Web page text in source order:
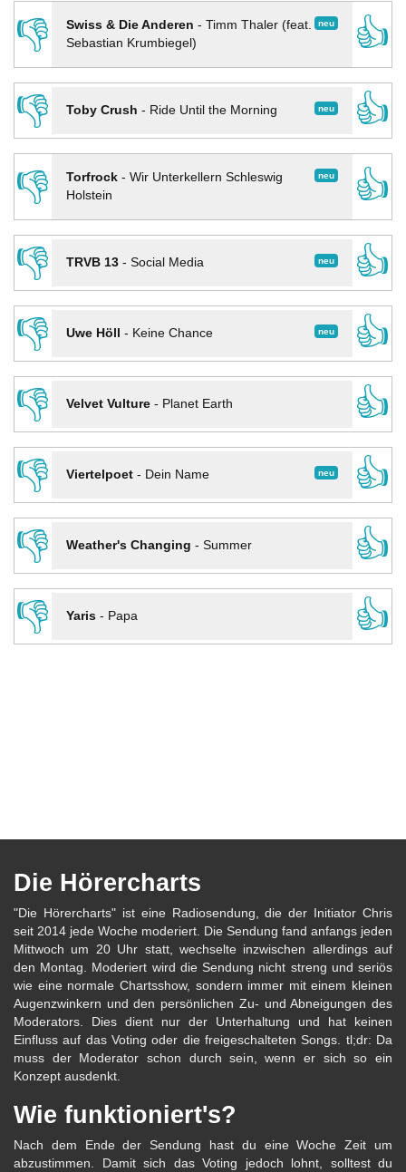
👎
neu
Swiss & Die Anderen - Timm Thaler (feat.
Sebastian Krumbiegel)
👍
👎
neu
Toby Crush - Ride Until the Morning
👍
👎
neu
Torfrock- Wir Unterkellern Schleswig
Holstein
👍
👎
neu
TRVB 13- Social Media
👍
👎
neu
Uwe Höll - Keine Chance
👍
👎
Velvet Vulture- Planet Earth
👍
👎
neu
Viertelpoet- Dein Name
👍
👎
Weather's Changing - Summer
👍
👎
Yaris- Papa 👍
Die Hörercharts
"Die Hörercharts" ist eine Radiosendung, die der Initiator Chris
seit 2014 jede Woche moderiert. Die Sendung fand anfangs jeden
Mittwoch um 20 Uhr statt, wechselte inzwischen allerdings auf
den Montag. Moderiert wird die Sendung nicht streng und seriös
wie eine normale Chartsshow, sondern immer mit einem kleinen
Augenzwinkern und den persönlichen Zu- und Abneigungen des
Moderators. Dies dient nur der Unterhaltung und hat keinen
Einfluss auf das Voting oder die freigeschalteten Songs. tl;dr: Da
muss der Moderator schon durch sein, wenn er sich so ein
Konzept ausdenkt.
Wie funktioniert's?
Nach dem Ende der Sendung hast du eine Woche Zeit um
abzustimmen. Damit sich das Voting jedoch lohnt, solltest du